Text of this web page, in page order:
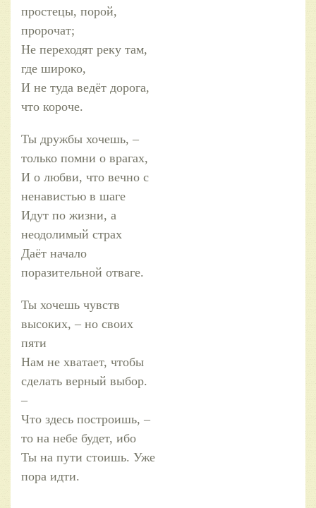
простецы, порой,
пророчат;
Не переходят реку там,
где широко,
И не туда ведёт дорога,
что короче.
Ты дружбы хочешь, –
только помни о врагах,
И о любви, что вечно с
ненавистью в шаге
Идут по жизни, а
неодолимый страх
Даёт начало
поразительной отваге.
Ты хочешь чувств
высоких, – но своих
пяти
Нам не хватает, чтобы
сделать верный выбор.
–
Что здесь построишь, –
то на небе будет, ибо
Ты на пути стоишь. Уже
пора идти.